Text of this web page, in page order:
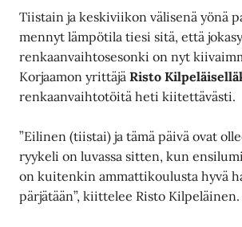
Tiistain ja keskiviikon välisenä yönä
mennyt lämpötila tiesi sitä, että
renkaanvaihtosesonki on nyt
Korjaamon yrittäjäRisto
renkaanvaihtotöitä heti kiitettävästi.
”Eilinen (tiistai) ja tämä päivä ovat
ryykeli on luvassa sitten, kun
on kuitenkin ammattikoulusta hyvä
pärjätään”, kiittelee Risto Kilpeläinen.